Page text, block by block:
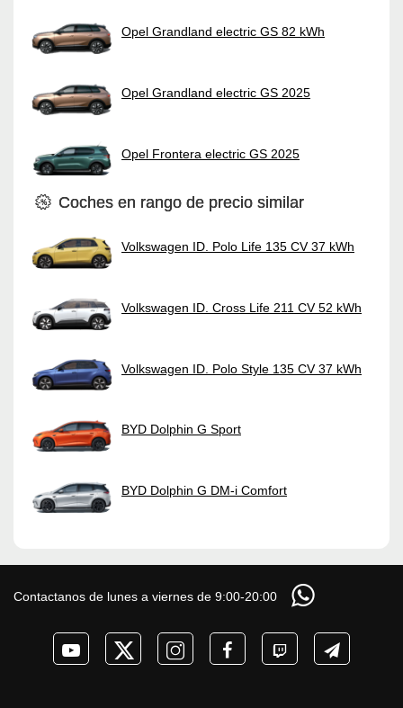
Opel Grandland electric GS 82 kWh
Opel Grandland electric GS 2025
Opel Frontera electric GS 2025
Coches en rango de precio similar
Volkswagen ID. Polo Life 135 CV 37 kWh
Volkswagen ID. Cross Life 211 CV 52 kWh
Volkswagen ID. Polo Style 135 CV 37 kWh
BYD Dolphin G Sport
BYD Dolphin G DM-i Comfort
Contactanos de lunes a viernes de 9:00-20:00